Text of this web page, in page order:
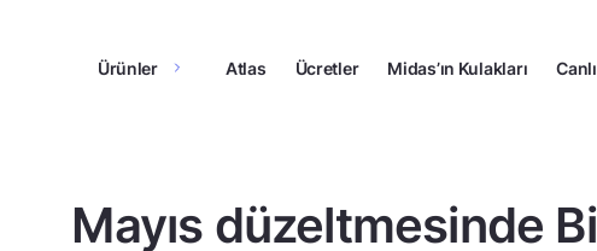
Ürünler Atlas Ücretler Midas’ın Kulakları
Mayıs düzeltmesinde